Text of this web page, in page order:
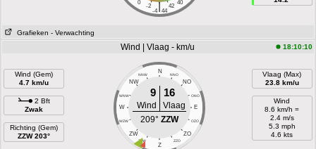
0
40
-2 42
|
-4 44
Grafieken - Verwachting
Wind | Vlaag - km/u 18:10:10
Wind (Gem)
4.7 km/u
2 Bft
Zwak
Richting (Gem)
ZZW 203°
N
NNW NNO
NW NO
WNW ONO
W E
WZW OZO
ZW ZO
ZZW ZZO
Z
9 16
Wind
Vlaag
209° ZZW
Vlaag (Max)
23.8 km/u
Wind
8.6 km/h =
2.4 m/s
5.3 mph
4.6 kts